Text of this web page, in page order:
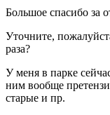
Большое спасибо за
Уточните,
раза?
У меня в парке
ним вообще
старые и пр.